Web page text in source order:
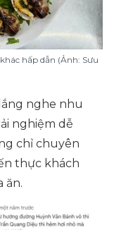
hấp dẫn (Ảnh: Sưu
nghe nhu
nghiệm dễ
chỉ chuyên
thực khách
ăn.